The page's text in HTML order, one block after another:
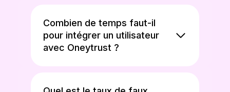
Combien de temps faut-il
pour intégrer un utilisateur
avec Oneytrust ?